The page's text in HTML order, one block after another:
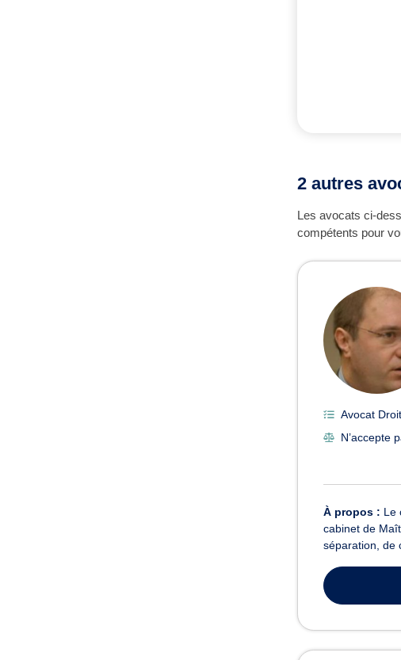
2 autres
Les avocats ci-
compétents pour
Avocat
N’accepte
À propos : Le
cabinet de
séparation, de